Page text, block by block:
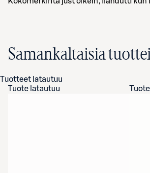
Samankaltaisia
Tuotteet latautuu
Tuote latautuu